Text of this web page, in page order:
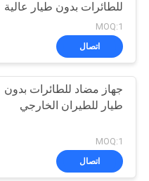
PRIVACY
POLICY
للطائرات بدون طيار عالية
730B
MOQ:1
اتصال
جهاز مضاد للطائرات بدون
طيار للطيران الخارجي
MOQ:1
اتصال